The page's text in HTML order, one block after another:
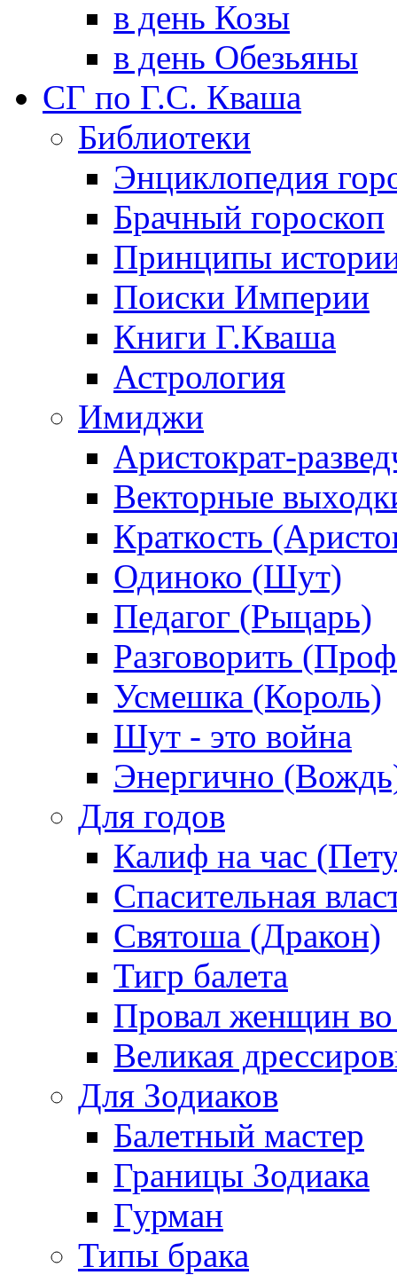
в день Козы
в день Обезьяны
СГ по Г.С. Кваша
Библиотеки
Энциклопедия
Брачный гороскоп
Принципы
Поиски Империи
Книги Г.Кваша
Астрология
Имиджи
Аристократ-
Векторные
Краткость
Одиноко (Шут)
Педагог (Рыцарь)
Разговорить
Усмешка (Король)
Шут - это война
Энергично
Для годов
Калиф на час
Спасительная
Святоша (Дракон)
Тигр балета
Провал женщин во
Великая
Для Зодиаков
Балетный мастер
Границы Зодиака
Гурман
Типы брака